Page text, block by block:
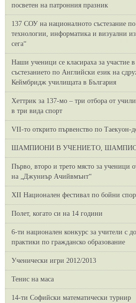
посветен на патронния празник
137 СОУ на националното състезание
технологии, информатика и визуални
сега“
Наши ученици се класираха за участие
състезанието по Английски език на
Кеймбридж училищата в България
Хеттрик за 137-мо – три отбора от
в три вида спорт
VII-то открито първенство по Таекуон-
ШАМПИОНИ В УЧЕНИЕТО,
Първо, второ и трето място за ученици
на „Джуниър Ачийвмънт“
XII Национален фестивал по бойни
Полет, когато си на 14 години
6-ти национален конкурс за учители с
практики по гражданско образование
Ученически игри 2012/2013
Тенис на маса
14-ти Софийски математически турнир